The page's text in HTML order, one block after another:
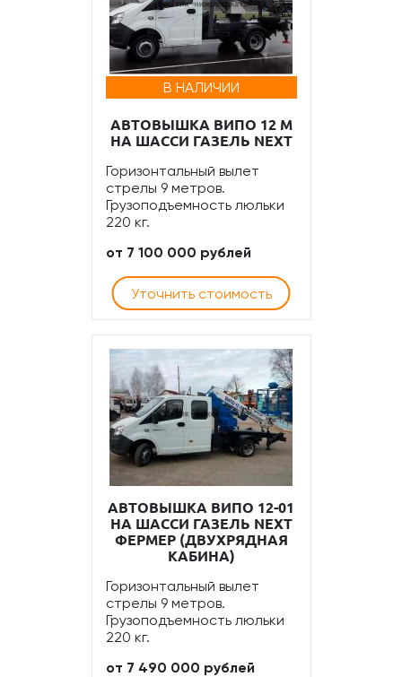
В НАЛИЧИИ
АВТОВЫШКА ВИПО 12 М
НА ШАССИ ГАЗЕЛЬ NEXT
Горизонтальный вылет
стрелы 9 метров.
Грузоподъемность люльки
220 кг.
от 7 100 000 рублей
Уточнить стоимость
АВТОВЫШКА ВИПО 12-01
НА ШАССИ ГАЗЕЛЬ NEXT
ФЕРМЕР (ДВУХРЯДНАЯ
КАБИНА)
Горизонтальный вылет
стрелы 9 метров.
Грузоподъемность люльки
220 кг.
от 7 490 000 рублей